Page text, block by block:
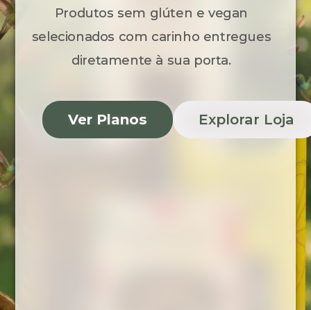
Produtos sem glúten e vegan
selecionados com carinho entregues
diretamente à sua porta.
Ver Planos Explorar Loja